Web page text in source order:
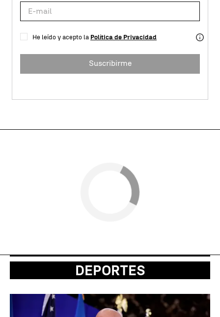
He leído y acepto la Política de Privacidad
Suscribirme
DEPORTES